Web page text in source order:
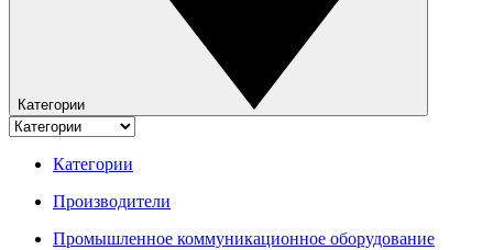
Категории
Категории
Производители
Промышленное коммуникационное оборудование